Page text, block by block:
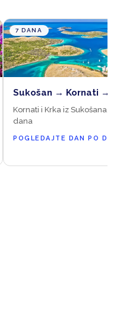
7 DANA
Sukošan → Kornati →
Kornati i Krka iz Sukošana, 7
dana
POGLEDAJTE DAN PO